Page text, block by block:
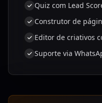
Quiz com Lead
Construtor de
Editor de criativos
Suporte via